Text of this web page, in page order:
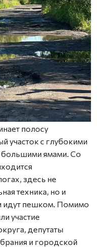
полосу
участок с глубокими
большими ямами. Со
здесь не
техника, но и
идут пешком. Помимо
участие
депутаты
и городской